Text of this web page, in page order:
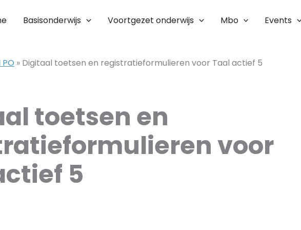
Basisonderwijs Voortgezet onderwijs Mbo Events
» Digitaal toetsen en registratieformulieren voor Taal actief 5
toetsen en
voor
5